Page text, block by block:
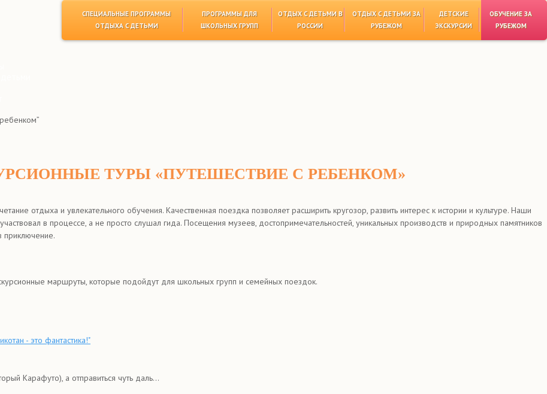
СПЕЦИАЛЬНЫЕ ПРОГРАММЫ
ОТДЫХА С ДЕТЬМИ
ПРОГРАММЫ ДЛЯ
ШКОЛЬНЫХ ГРУПП
ОТДЫХ С ДЕТЬМИ В
РОССИИ
ОТДЫХ С ДЕТЬМИ ЗА
РУБЕЖОМ
ДЕТСКИЕ
ЭКСКУРСИИ
ОБУЧЕНИЕ ЗА
РУБЕЖОМ
ТУРЫ «ПУТЕШЕСТВИЕ С РЕБЕНКОМ»
отдыха и увлекательного обучения. Качественная поездка позволяет расширить кругозор, развить интерес к истории и культуре. Наши
в процессе, а не просто слушал гида. Посещения музеев, достопримечательностей, уникальных производств и природных памятников
приключение.
маршруты, которые подойдут для школьных групп и семейных поездок.
- это фантастика!"
Карафуто), а отправиться чуть даль...